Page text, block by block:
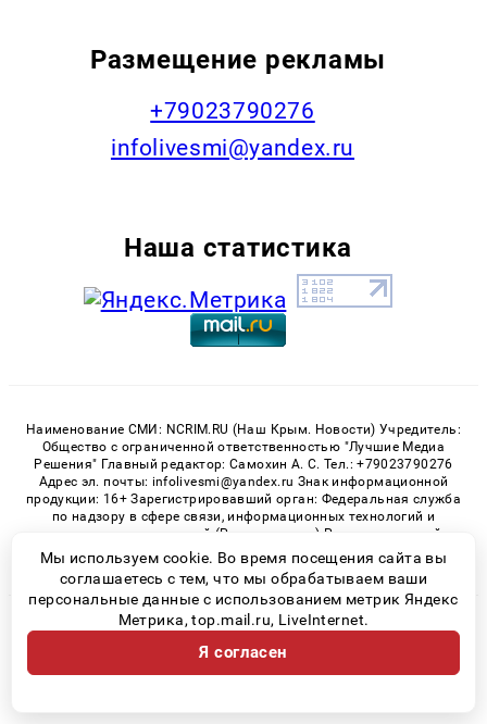
Размещение рекламы
+79023790276
infolivesmi@yandex.ru
Наша статистика
Наименование СМИ: NCRIM.RU (Наш Крым. Новости) Учредитель:
Общество с ограниченной ответственностью "Лучшие Медиа
Решения" Главный редактор: Самохин А. С. Тел.: +79023790276
Адрес эл. почты: infolivesmi@yandex.ru Знак информационной
продукции: 16+ Зарегистрировавший орган: Федеральная служба
по надзору в сфере связи, информационных технологий и
массовых коммуникаций (Роскомнадзор) Регистрационный
номер СМИ ЭЛ № ФС 77 - 81150 от 02.06.2021
© 2026 «nCrim.ru» | Все права защищены
Возрастная категория сайта 16+
Политика конфиденциальности
Мы используем cookie. Во время посещения сайта вы
соглашаетесь с тем, что мы обрабатываем ваши
персональные данные с использованием метрик Яндекс
Метрика, top.mail.ru, LiveInternet.
Я согласен